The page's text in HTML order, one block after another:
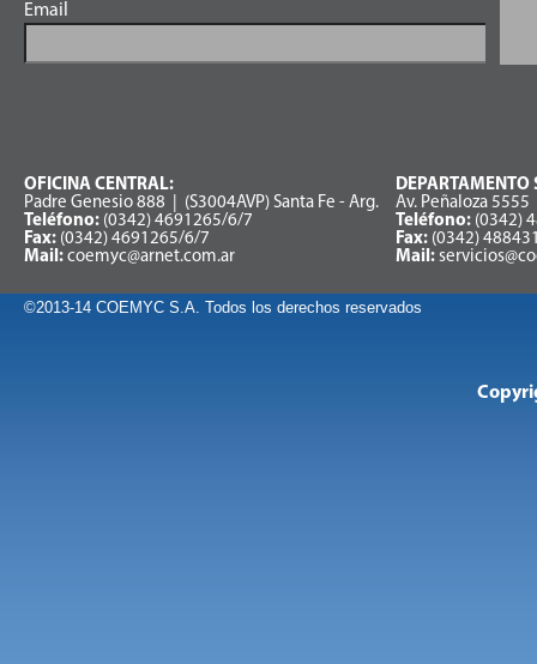
Email
OFICINA CENTRAL:
Padre Genesio 888 | (S3004AVP) Santa Fe - Arg.
Teléfono: (0342) 4691265/6/7
Fax: (0342) 4691265/6/7
Mail: coemyc@arnet.com.ar
DEPARTAMENTO
Av. Peñaloza 5555
Teléfono: (0342)
Fax: (0342)
Mail:
©2013-14 COEMYC S.A. Todos los derechos reservados